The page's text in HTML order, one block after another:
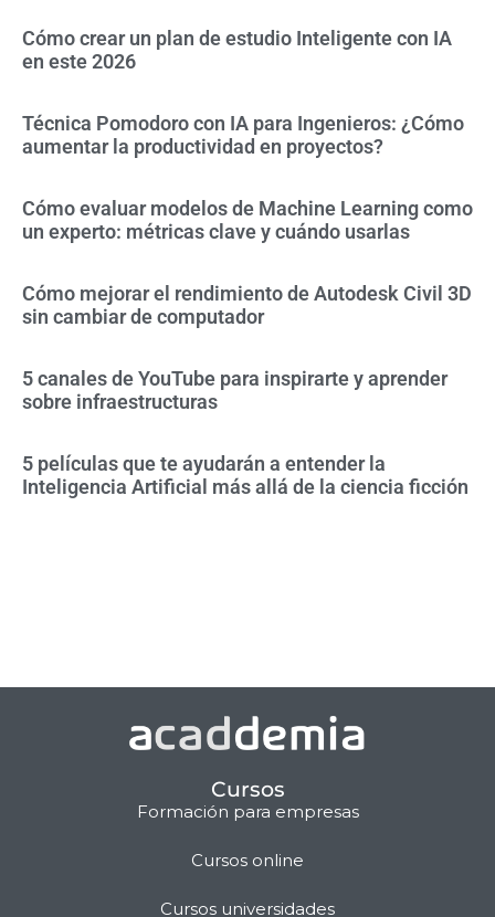
Cómo crear un plan de estudio Inteligente con IA
en este 2026
Técnica Pomodoro con IA para Ingenieros: ¿Cómo
aumentar la productividad en proyectos?
Cómo evaluar modelos de Machine Learning como
un experto: métricas clave y cuándo usarlas
Cómo mejorar el rendimiento de Autodesk Civil 3D
sin cambiar de computador
5 canales de YouTube para inspirarte y aprender
sobre infraestructuras
5 películas que te ayudarán a entender la
Inteligencia Artificial más allá de la ciencia ficción
Cursos
Formación para empresas
Cursos online
Cursos universidades